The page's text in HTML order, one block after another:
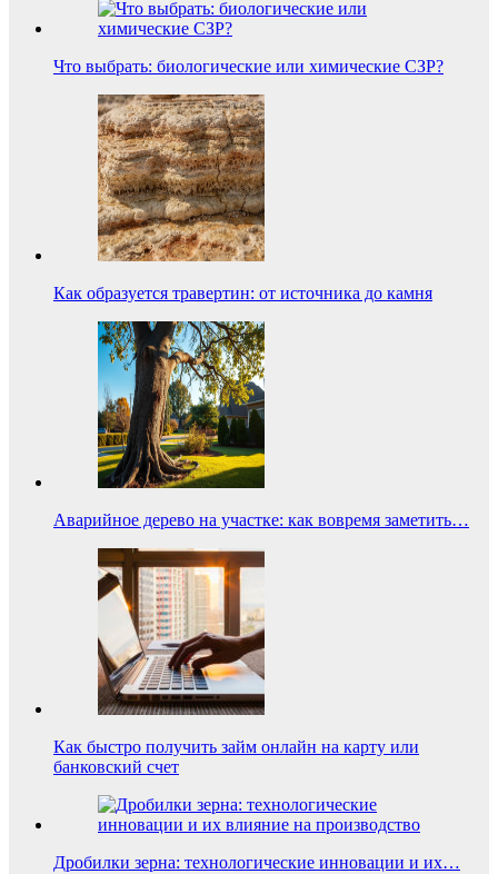
Что выбрать: биологические или химические СЗР?
Как образуется травертин: от источника до камня
Аварийное дерево на участке: как вовремя заметить…
Как быстро получить займ онлайн на карту или
банковский счет
Дробилки зерна: технологические инновации и их…